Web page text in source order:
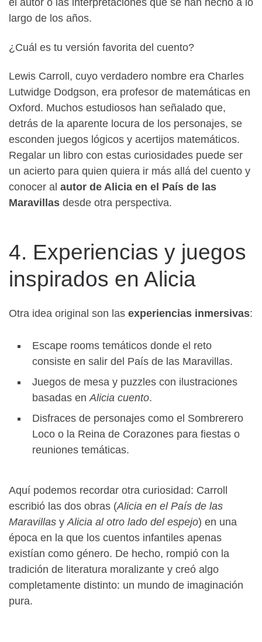
el autor o las interpretaciones que se han hecho a lo
largo de los años.
¿Cuál es tu versión favorita del cuento?
Lewis Carroll, cuyo verdadero nombre era Charles
Lutwidge Dodgson, era profesor de matemáticas en
Oxford. Muchos estudiosos han señalado que,
detrás de la aparente locura de los personajes, se
esconden juegos lógicos y acertijos matemáticos.
Regalar un libro con estas curiosidades puede ser
un acierto para quien quiera ir más allá del cuento y
conocer al autor de Alicia en el País de las
Maravillas desde otra perspectiva.
4. Experiencias y juegos
inspirados en Alicia
Otra idea original son las experiencias inmersivas:
Escape rooms temáticos donde el reto
consiste en salir del País de las Maravillas.
Juegos de mesa y puzzles con ilustraciones
basadas en Alicia cuento.
Disfraces de personajes como el Sombrerero
Loco o la Reina de Corazones para fiestas o
reuniones temáticas.
Aquí podemos recordar otra curiosidad: Carroll
escribió las dos obras (Alicia en el País de las
Maravillas yAlicia al otro lado del espejo) en una
época en la que los cuentos infantiles apenas
existían como género. De hecho, rompió con la
tradición de literatura moralizante y creó algo
completamente distinto: un mundo de imaginación
pura.